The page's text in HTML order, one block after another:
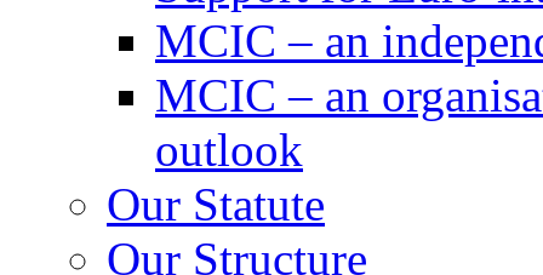
MCIC – an
MCIC – an
outlook
Our Statute
Our Structure